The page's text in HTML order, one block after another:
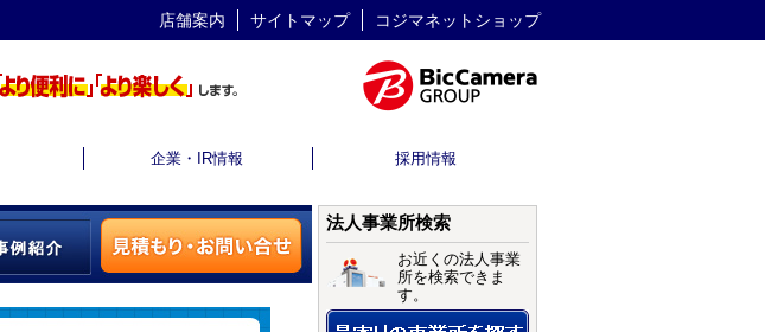
店舗案内 サイトマップ コジマネットショップ
企業・IR情報 採用情報
法人事業所検索
お近くの法人事業
所を検索できま
す。